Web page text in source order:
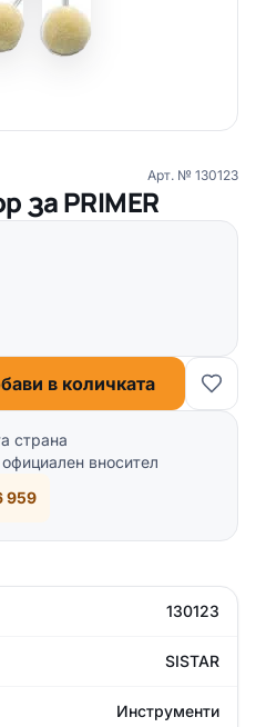
Арт. № 130123
за PRIMER
в количката
страна
вносител
959
130123
SISTAR
Инструменти